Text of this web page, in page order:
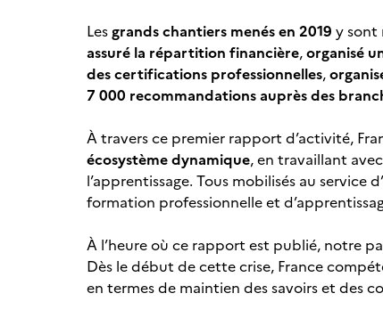
Lesgrands chantiers menés en 2019 y sont
assuré la répartition financière,organisé
des certifications professionnelles,
7 000 recommandations auprès des
À travers ce premier rapport d’activité,
écosystème dynamique, en travaillant
l’apprentissage. Tous mobilisés au
formation professionnelle et
À l’heure où ce rapport est publié, notre
Dès le début de cette crise, France
en termes de maintien des savoirs et des